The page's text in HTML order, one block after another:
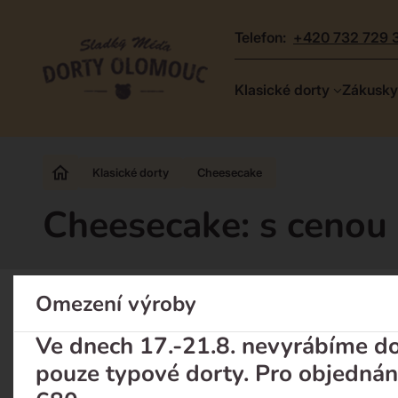
Dorty
Zakázkové
dorty
a
poctivá
telefon: +420 732 729
Klasické dorty Zákusky
Klasické dorty Cheesecake
Cheesecake: s
Klasické dorty Zákusky
Omezení výroby
Ve dnech 17.-21.8. nevyrábíme
pouze typové dorty. Pro